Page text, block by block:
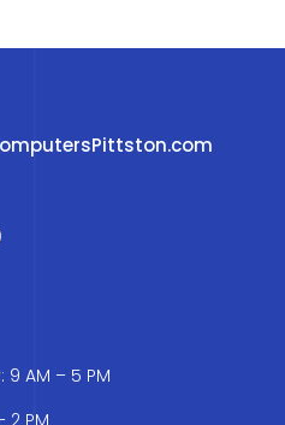
AM – 5 PM
2 PM